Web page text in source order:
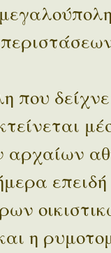
που
η